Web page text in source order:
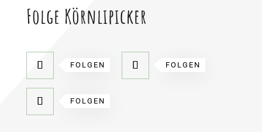
Folge Körnlipicker
FOLGEN FOLGEN
FOLGEN